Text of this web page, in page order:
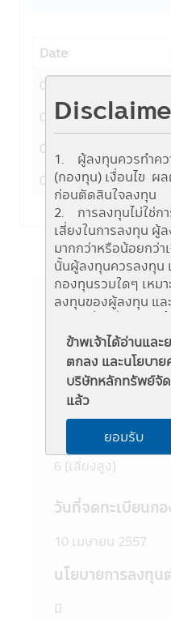
1. ผู้ลงทุนควรทำคว
(กองทุน) เงื่อนไข ผ
ก่อนตัดสินใจลงทุน
2. การลงทุนไม่ใช่ก
เสี่ยงในการลงทุน ผู้
มากกว่าหรือน้อยกว่า
นั้นผู้ลงทุนควรลงทุน
กองทุนรวมใดๆ เหม
ลงทุนของผู้ลงทุน แ
รวมนั้นๆ ได้
3. ผู้สนใจลงทุนควร
ชวนให้เข้าใจก่อนซื้อ
เข้าใจเกี่ยวกับ "นโ
หลักทรัพย์ที่จะลงทุน
"ความเสี่ยงในการล
"คำเตือน/ข้อแนะนำ"
เพื่อใช้อ้างอิงในอนา
ข้อมูลเพิ่มเติมสามา
ข้อมูลโครงการ และส
บริษัทจัดการ หรือผู้ส
แต่งตั้งจากบริษัทจัดก
4. บริษัทจัดการอาจ
ทรัพย์สินอื่นเพื่อบริษัท
บริษัทจัดการลงทุนใ
อื่นเพื่อกองทุนตามห
ข้าพเจ้าได้อ่านแล
ตกลง และนโยบา
บริษัทหลักทรัพย์จั
แล้ว
ยอมรับ
Date
06-08-2026
05-08-2026
04-08-2026
03-08-2026
ข้อมูลกองทุน
ชื่อย่อ
PRINCIPAL KEQ
ระดับความเสี่ยง
6 (เสี่ยงสูง)
วันที่จดทะเบียนก
10 เมษายน 2557
นโยบายการลงทุน
มี